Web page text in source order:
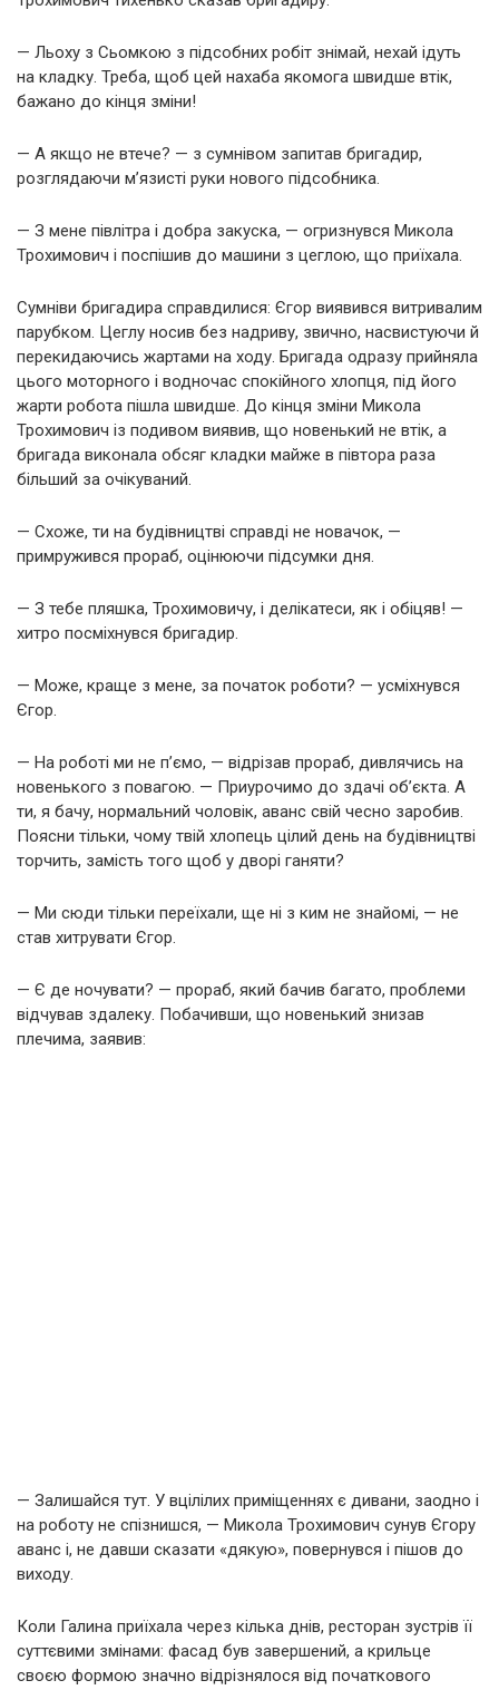
— Льоху з Сьомкою з підсобних робіт знімай, нехай ідуть
на кладку. Треба, щоб цей нахаба якомога швидше втік,
бажано до кінця зміни!
— А якщо не втече? — з сумнівом запитав бригадир,
розглядаючи м’язисті руки нового підсобника.
— З мене півлітра і добра закуска, — огризнувся Микола
Трохимович і поспішив до машини з цеглою, що приїхала.
Сумніви бригадира справдилися: Єгор виявився витривалим
парубком. Цеглу носив без надриву, звично, насвистуючи й
перекидаючись жартами на ходу. Бригада одразу прийняла
цього моторного і водночас спокійного хлопця, під його
жарти робота пішла швидше. До кінця зміни Микола
Трохимович із подивом виявив, що новенький не втік, а
бригада виконала обсяг кладки майже в півтора раза
більший за очікуваний.
— Схоже, ти на будівництві справді не новачок, —
примружився прораб, оцінюючи підсумки дня.
— З тебе пляшка, Трохимовичу, і делікатеси, як і обіцяв! —
хитро посміхнувся бригадир.
— Може, краще з мене, за початок роботи? — усміхнувся
Єгор.
— На роботі ми не п’ємо, — відрізав прораб, дивлячись на
новенького з повагою. — Приурочимо до здачі об’єкта. А
ти, я бачу, нормальний чоловік, аванс свій чесно заробив.
Поясни тільки, чому твій хлопець цілий день на будівництві
торчить, замість того щоб у дворі ганяти?
— Ми сюди тільки переїхали, ще ні з ким не знайомі, — не
став хитрувати Єгор.
— Є де ночувати? — прораб, який бачив багато, проблеми
відчував здалеку. Побачивши, що новенький знизав
плечима, заявив:
— Залишайся тут. У вцілілих приміщеннях є дивани, заодно і
на роботу не спізнишся, — Микола Трохимович сунув Єгору
аванс і, не давши сказати «дякую», повернувся і пішов до
виходу.
Коли Галина приїхала через кілька днів, ресторан зустрів її
суттєвими змінами: фасад був завершений, а крильце
своєю формою значно відрізнялося від початкового